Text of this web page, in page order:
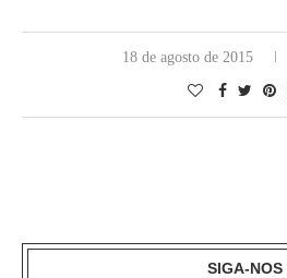
18 de agosto de 2015
SIGA-NOS